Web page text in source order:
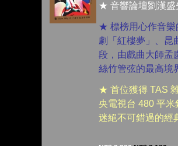
★ 音響論壇劉漢盛
★ 標榜用心作音樂
劇「紅樓夢」、昆
段，由戲曲大師孟
絲竹管弦的最高境
★ 首位獲得 TAS
央電視台 480 平
迷絕不可錯過的經